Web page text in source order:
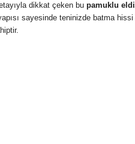
dikkat çeken bu pamuklu
sayesinde teninizde batma